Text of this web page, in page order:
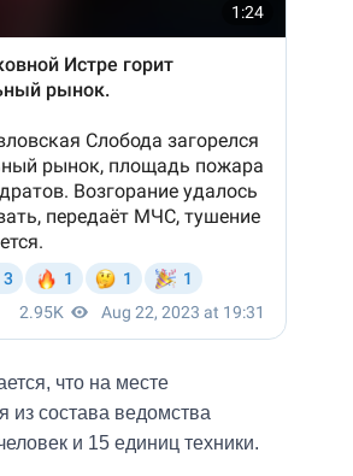
что на месте
из состава ведомства
и 15 единиц техники.